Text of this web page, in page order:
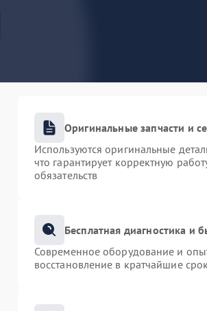
Оригинальные запчасти и
Используются оригинальные
что гарантирует корректную
обязательств
Бесплатная диагностика и
Современное оборудование и
восстановление в кратчайшие